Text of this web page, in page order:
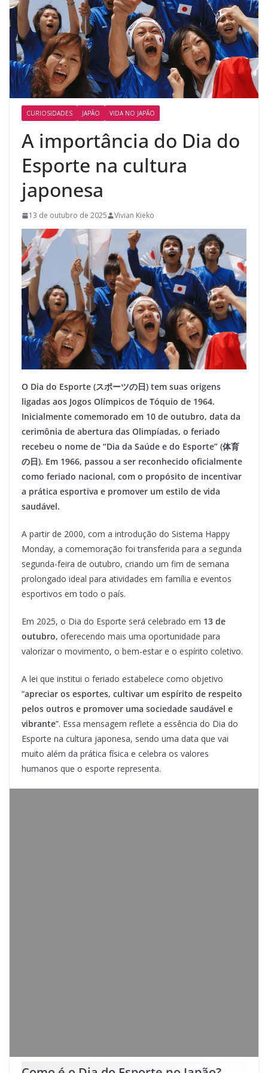
CURIOSIDADES JAPÃO VIDA NO JAPÃO
A importância do Dia do
Esporte na cultura
japonesa
13 de outubro de 2025 Vivian Kieko
O Dia do Esporte (スポーツの日) tem suas origens
ligadas aos Jogos Olímpicos de Tóquio de 1964.
Inicialmente comemorado em 10 de outubro, data da
cerimônia de abertura das Olimpíadas, o feriado
recebeu o nome de “Dia da Saúde e do Esporte” (体育
の日). Em 1966, passou a ser reconhecido oficialmente
como feriado nacional, com o propósito de incentivar
a prática esportiva e promover um estilo de vida
saudável.
A partir de 2000, com a introdução do Sistema Happy
Monday, a comemoração foi transferida para a segunda
segunda-feira de outubro, criando um fim de semana
prolongado ideal para atividades em família e eventos
esportivos em todo o país.
Em 2025, o Dia do Esporte será celebrado em 13 de
outubro, oferecendo mais uma oportunidade para
valorizar o movimento, o bem-estar e o espírito coletivo.
A lei que institui o feriado estabelece como objetivo
“apreciar os esportes, cultivar um espírito de respeito
pelos outros e promover uma sociedade saudável e
vibrante”. Essa mensagem reflete a essência do Dia do
Esporte na cultura japonesa, sendo uma data que vai
muito além da prática física e celebra os valores
humanos que o esporte representa.